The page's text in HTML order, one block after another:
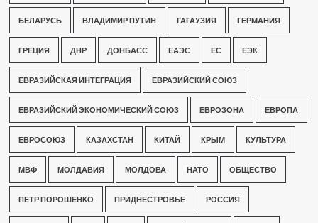
БЕЛАРУСЬ ВЛАДИМИР ПУТИН ГАГАУЗИЯ ГЕРМАНИЯ
ГРЕЦИЯ ДНР ДОНБАСС ЕАЭС ЕС ЕЭК
ЕВРАЗИЙСКАЯ ИНТЕГРАЦИЯ ЕВРАЗИЙСКИЙ СОЮЗ
ЕВРАЗИЙСКИЙ ЭКОНОМИЧЕСКИЙ СОЮЗ ЕВРОЗОНА ЕВРОПА
ЕВРОСОЮЗ КАЗАХСТАН КИТАЙ КРЫМ КУЛЬТУРА
МВФ МОЛДАВИЯ МОЛДОВА НАТО ОБЩЕСТВО
ПЕТР ПОРОШЕНКО ПРИДНЕСТРОВЬЕ РОССИЯ